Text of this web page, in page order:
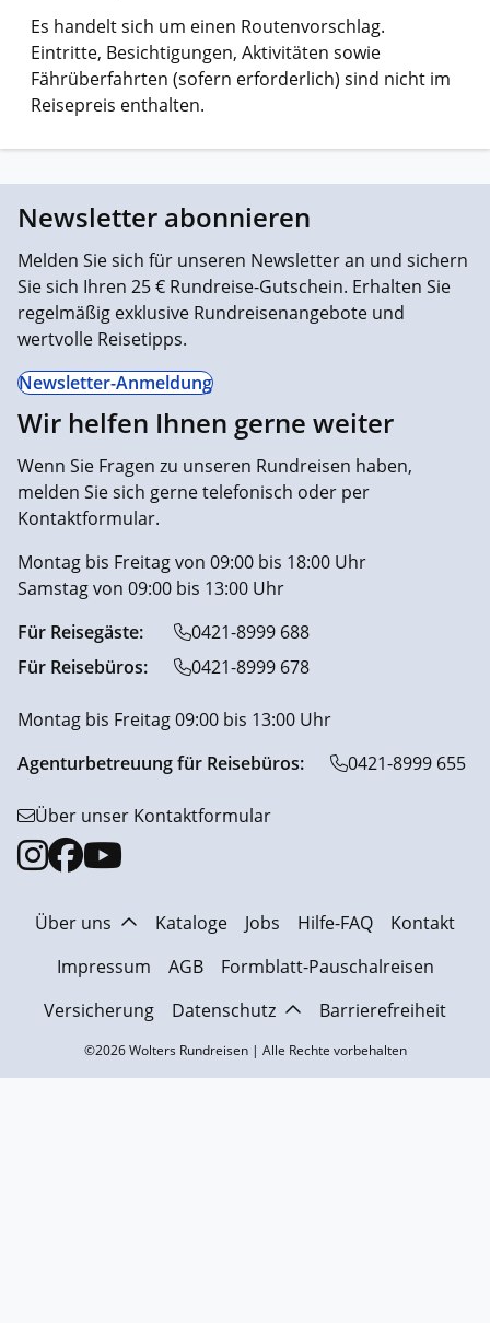
Es handelt sich um einen Routenvorschlag.
Eintritte, Besichtigungen, Aktivitäten sowie
Fährüberfahrten (sofern erforderlich) sind nicht im
Reisepreis enthalten.
Newsletter abonnieren
Melden Sie sich für unseren Newsletter an und sichern
Sie sich Ihren 25 € Rundreise-Gutschein. Erhalten Sie
regelmäßig exklusive Rundreisenangebote und
wertvolle Reisetipps.
Newsletter-Anmeldung
Wir helfen Ihnen gerne weiter
Wenn Sie Fragen zu unseren Rundreisen haben,
melden Sie sich gerne telefonisch oder per
Kontaktformular.
Montag bis Freitag von 09:00 bis 18:00 Uhr
Samstag von 09:00 bis 13:00 Uhr
Für Reisegäste:
0421-8999 688
Für Reisebüros:
0421-8999 678
Montag bis Freitag 09:00 bis 13:00 Uhr
Agenturbetreuung für Reisebüros:
0421-8999 655
Über unser Kontaktformular
Über uns Kataloge Jobs Hilfe-FAQ
Kontakt
Impressum
AGB
Formblatt-Pauschalreisen
Versicherung
Datenschutz Barrierefreiheit
©2026 Wolters Rundreisen | Alle Rechte vorbehalten